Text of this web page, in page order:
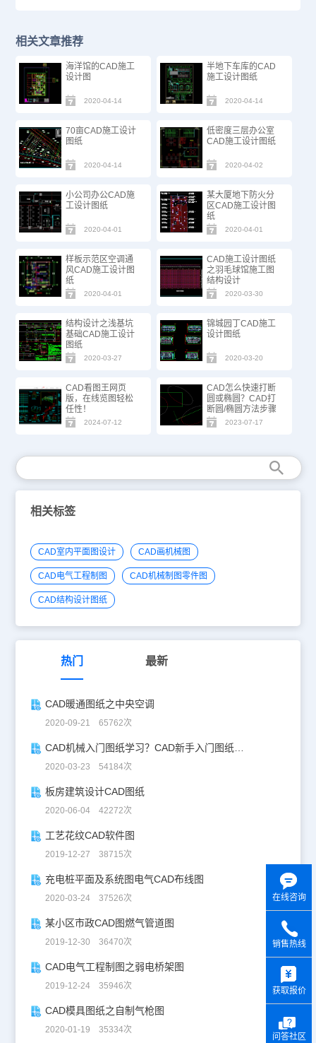
相关文章推荐
海洋馆的CAD施工
设计图
2020-04-14
半地下车库的CAD
施工设计图纸
2020-04-14
70亩CAD施工设计
图纸
2020-04-14
低密度三层办公室
CAD施工设计图纸
2020-04-02
小公司办公CAD施
工设计图纸
2020-04-01
某大厦地下防火分
区CAD施工设计图
纸
2020-04-01
样板示范区空调通
风CAD施工设计图
纸
2020-04-01
CAD施工设计图纸
之羽毛球馆施工图
结构设计
2020-03-30
结构设计之浅基坑
基础CAD施工设计
图纸
2020-03-27
锦城园丁CAD施工
设计图纸
2020-03-20
CAD看图王网页
版，在线览图轻松
任性！
2024-07-12
CAD怎么快速打断
圆或椭圆？CAD打
断圆/椭圆方法步骤
2023-07-17
相关标签
CAD室内平面图设计 CAD画机械图
CAD电气工程制图 CAD机械制图零件图
CAD结构设计图纸
热门 最新
CAD暖通图纸之中央空调
2020-09-21 65762次
CAD机械入门图纸学习？CAD新手入门图纸练习
2020-03-23 54184次
板房建筑设计CAD图纸
2020-06-04 42272次
工艺花纹CAD软件图
2019-12-27 38715次
充电桩平面及系统图电气CAD布线图
2020-03-24 37526次
某小区市政CAD图燃气管道图
2019-12-30 36470次
CAD电气工程制图之弱电桥架图
2019-12-24 35946次
CAD模具图纸之自制气枪图
2020-01-19 35334次
在线咨询
销售热线
获取报价
问答社区